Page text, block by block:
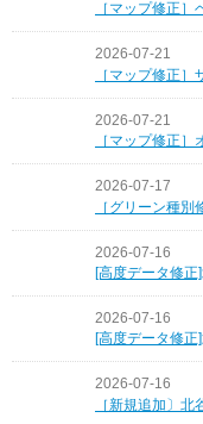
［マップ修正
2026-07-21
［マップ修正
2026-07-21
［マップ修正］
2026-07-17
［グリーン種
2026-07-16
[高度データ修正
2026-07-16
[高度データ修
2026-07-16
［新規追加〕北